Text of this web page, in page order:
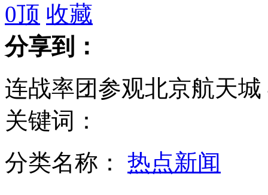
雷人客车跑春运 司机板砖当刹车
五台山景区内村庙变财神庙 假和尚承包敛钱财
女子与已婚男搞婚外情 分手后裸照被上传
0顶 收藏
分享到：
连战率团参观北京航天
关键词：
分类名称： 热点新闻